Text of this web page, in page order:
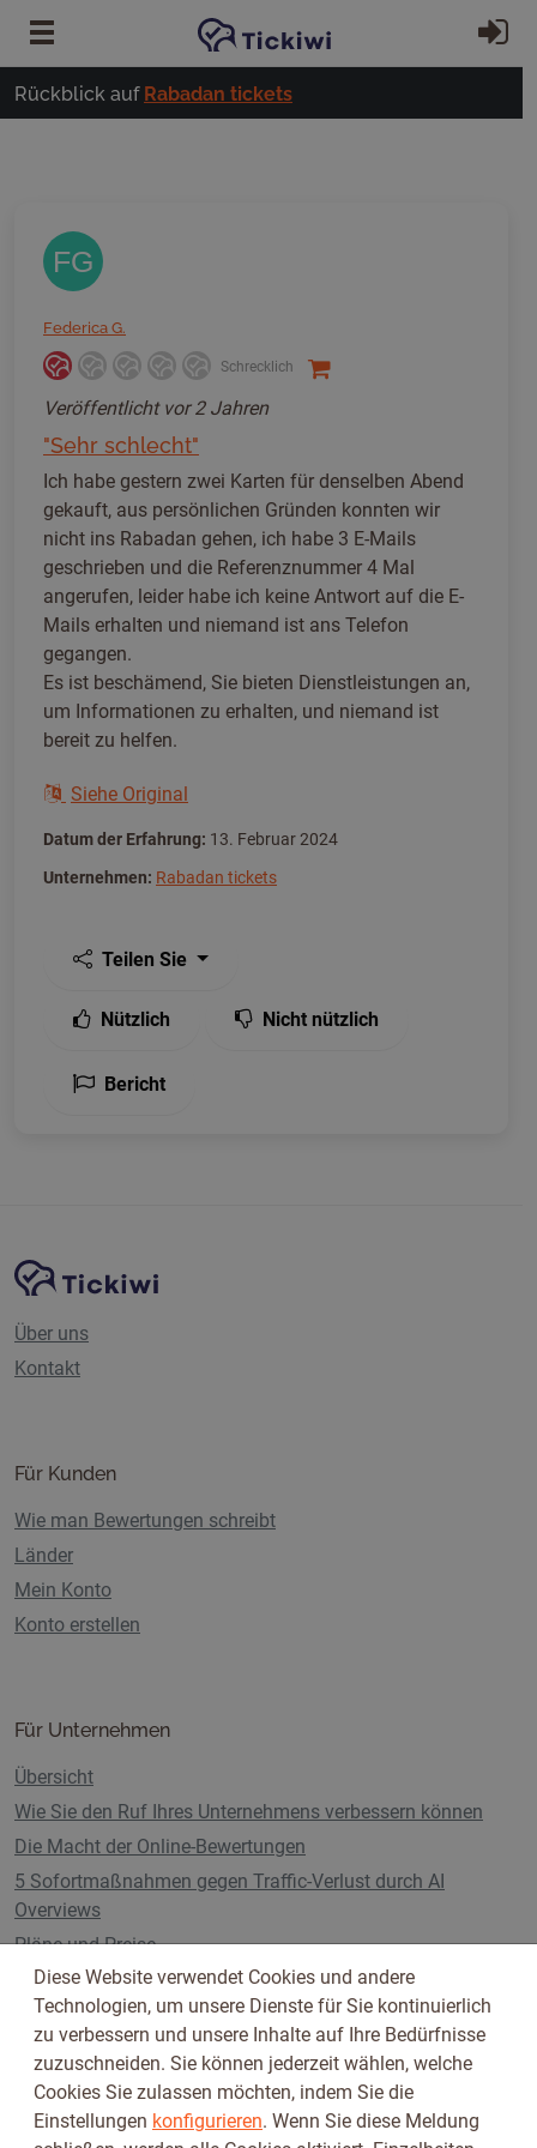
Zum Hauptinhalt springen
Rückblick auf Rabadan tickets
FG
Federica G.
Schrecklich
Veröffentlicht vor 2 Jahren
"Sehr schlecht"
Ich habe gestern zwei Karten für denselben Abend
gekauft, aus persönlichen Gründen konnten wir
nicht ins Rabadan gehen, ich habe 3 E-Mails
geschrieben und die Referenznummer 4 Mal
angerufen, leider habe ich keine Antwort auf die E-
Mails erhalten und niemand ist ans Telefon
gegangen.
Es ist beschämend, Sie bieten Dienstleistungen an,
um Informationen zu erhalten, und niemand ist
bereit zu helfen.
Siehe Original
Datum der Erfahrung: 13. Februar 2024
Unternehmen: Rabadan tickets
Teilen Sie
Nützlich Nicht nützlich
Bericht
Website-Navigation
Tickiwi-Plattform
Über uns
Kontakt
Für Kunden
Wie man Bewertungen schreibt
Länder
Mein Konto
Konto erstellen
Für Unternehmen
Übersicht
Wie Sie den Ruf Ihres Unternehmens verbessern können
Die Macht der Online-Bewertungen
5 Sofortmaßnahmen gegen Traffic-Verlust durch AI
Overviews
Pläne und Preise
Folge uns auf
Diese Website verwendet Cookies und andere
Technologien, um unsere Dienste für Sie kontinuierlich
zu verbessern und unsere Inhalte auf Ihre Bedürfnisse
zuzuschneiden. Sie können jederzeit wählen, welche
Cookies Sie zulassen möchten, indem Sie die
Einstellungen konfigurieren. Wenn Sie diese Meldung